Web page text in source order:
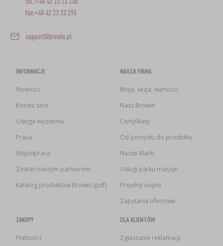
fax:+48 42 23 23 295
support@browin.pl
INFORMACJE
Nowości
Koniec serii
Usługa wędzenia
Praca
Współpraca
Zostań naszym partnerem
Katalog produktów Browin (pdf)
NASZA FIRMA
Misja, wizja, wartości
Nasz Browin
Certyfikaty
Od pomysłu do produktu
Nasze Marki
Usługi parku maszyn
Projekty unijne
Zapytania ofertowe
ZAKUPY
Płatności
DLA KLIENTÓW
Zgłaszanie reklamacji